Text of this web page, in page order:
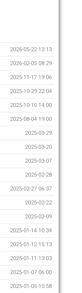
2026-05-22 13:13
2026-02-05 08:29
2025-11-17 19:06
2025-10-29 22:04
2025-10-10 14:00
2025-08-04 19:00
2025-03-29
2025-03-20
2025-03-07
2025-02-28
2025-02-27 06:37
2025-02-22
2025-02-09
2025-01-14 10:34
2025-01-12 15:13
2025-01-11 13:03
2025-01-07 06:00
2025-01-05 10:58